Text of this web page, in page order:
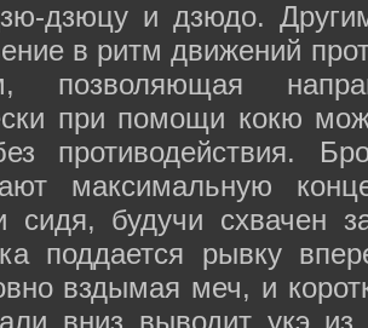
дзюцу и дзюдо.
в ритм движений
позволяющая
при помощи кокю
противодействия.
максимальную
сидя, будучи схвачен
поддается рывку
вздымая меч, и
вниз выводит укэ